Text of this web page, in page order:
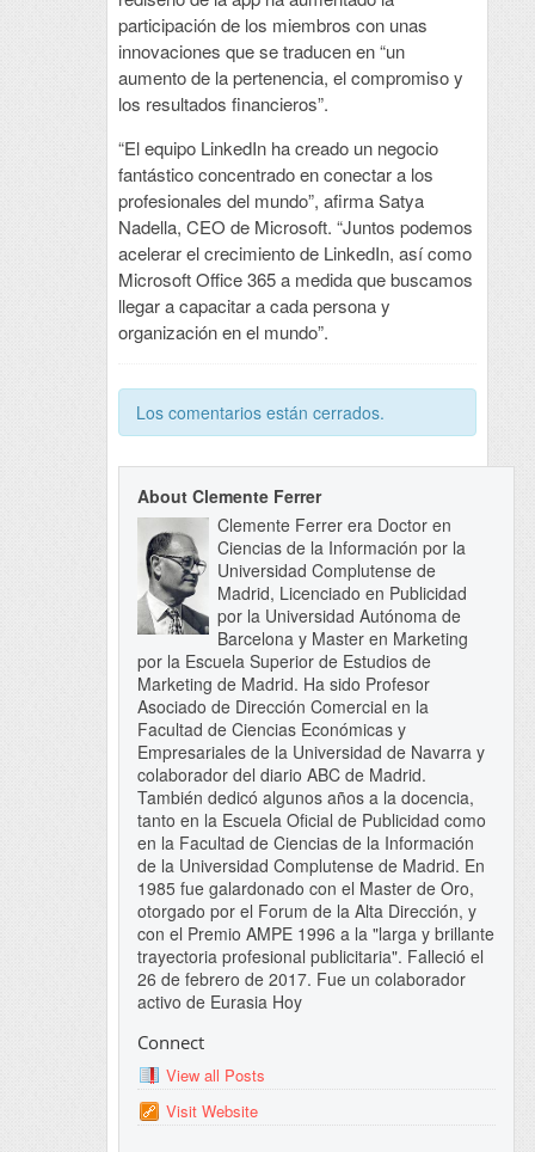
participación de los miembros con unas
innovaciones que se traducen en “un
aumento de la pertenencia, el compromiso y
los resultados financieros”.
“El equipo LinkedIn ha creado un negocio
fantástico concentrado en conectar a los
profesionales del mundo”, afirma Satya
Nadella, CEO de Microsoft. “Juntos podemos
acelerar el crecimiento de LinkedIn, así como
Microsoft Office 365 a medida que buscamos
llegar a capacitar a cada persona y
organización en el mundo”.
Los comentarios están cerrados.
About Clemente Ferrer
Clemente Ferrer era Doctor en
Ciencias de la Información por la
Universidad Complutense de
Madrid, Licenciado en Publicidad
por la Universidad Autónoma de
Barcelona y Master en Marketing
por la Escuela Superior de Estudios de
Marketing de Madrid. Ha sido Profesor
Asociado de Dirección Comercial en la
Facultad de Ciencias Económicas y
Empresariales de la Universidad de Navarra y
colaborador del diario ABC de Madrid.
También dedicó algunos años a la docencia,
tanto en la Escuela Oficial de Publicidad como
en la Facultad de Ciencias de la Información
de la Universidad Complutense de Madrid. En
1985 fue galardonado con el Master de Oro,
otorgado por el Forum de la Alta Dirección, y
con el Premio AMPE 1996 a la "larga y brillante
trayectoria profesional publicitaria". Falleció el
26 de febrero de 2017. Fue un colaborador
activo de Eurasia Hoy
Connect
View all Posts
Visit Website